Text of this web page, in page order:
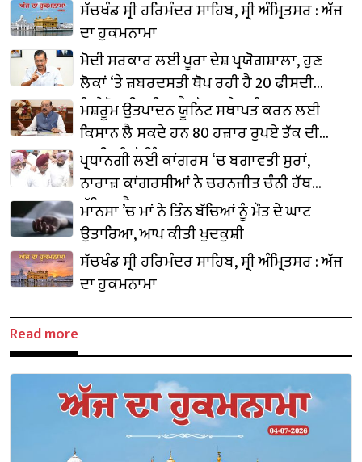
ਸੱਚਖੰਡ ਸ੍ਰੀ ਹਰਿਮੰਦਰ ਸਾਹਿਬ, ਸ੍ਰੀ ਅੰਮ੍ਰਿਤਸਰ : ਅੱਜ
ਦਾ ਹੁਕਮਨਾਮਾ
ਮੋਦੀ ਸਰਕਾਰ ਲਈ ਪੂਰਾ ਦੇਸ਼ ਪ੍ਰਯੋਗਸ਼ਾਲਾ, ਹੁਣ
ਲੋਕਾਂ ‘ਤੇ ਜ਼ਬਰਦਸਤੀ ਥੋਪ ਰਹੀ ਹੈ 20 ਫੀਸਦੀ
ਇਥੇਨੌਲ ਮਿਸ਼ਰਿਤ ਪੈਟਰੋਲ : ਕੇਜਰੀਵਾਲ
ਮਸ਼ਰੂਮ ਉਤਪਾਦਨ ਯੂਨਿਟ ਸਥਾਪਤ ਕਰਨ ਲਈ
ਕਿਸਾਨ ਲੈ ਸਕਦੇ ਹਨ 80 ਹਜ਼ਾਰ ਰੁਪਏ ਤੱਕ ਦੀ
ਸਬਸਿਡੀ: ਮੋਹਿੰਦਰ ਭਗਤ
ਪ੍ਰਧਾਨਗੀ ਲਈ ਕਾਂਗਰਸ ‘ਚ ਬਗਾਵਤੀ ਸੁਰਾਂ,
ਨਾਰਾਜ਼ ਕਾਂਗਰਸੀਆਂ ਨੇ ਚਰਨਜੀਤ ਚੰਨੀ ਹੱਥ
ਛੱਡਿਆ ਫ਼ੈਸਲਾ
ਮਾਨਸਾ ’ਚ ਮਾਂ ਨੇ ਤਿੰਨ ਬੱਚਿਆਂ ਨੂੰ ਮੌਤ ਦੇ ਘਾਟ
ਉਤਾਰਿਆ, ਆਪ ਕੀਤੀ ਖੁਦਕੁਸ਼ੀ
ਸੱਚਖੰਡ ਸ੍ਰੀ ਹਰਿਮੰਦਰ ਸਾਹਿਬ, ਸ੍ਰੀ ਅੰਮ੍ਰਿਤਸਰ : ਅੱਜ
ਦਾ ਹੁਕਮਨਾਮਾ
Read more